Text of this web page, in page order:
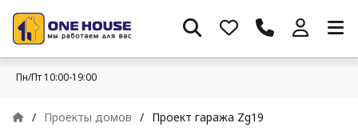
Пн/Пт 10:00-19:00
/ Проекты домов / Проект гаража Zg19